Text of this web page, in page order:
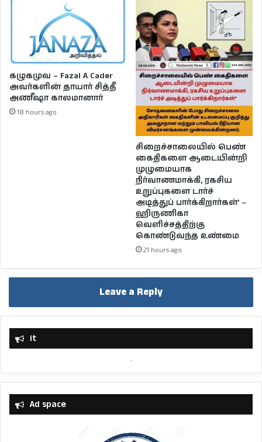
கழுகமுவ – Fazal A Cader
அவர்களின் தாயார் சித்தீ
அணீஷா காலமானார்
18 hours ago
சிறைச்சாலையில் பெண்
கைதிகளை ஆடையின்றி
முழுமையாக
நிர்வாணமாக்கி, ரகசிய
உறுப்புகளை டார்ச்
அடித்துப் பார்க்கிறார்கள்’ –
ஹிருணிகா
வெளிச்சத்திற்கு
கொண்டுவந்த உண்மை
21 hours ago
Leave a Reply
it
Ad space